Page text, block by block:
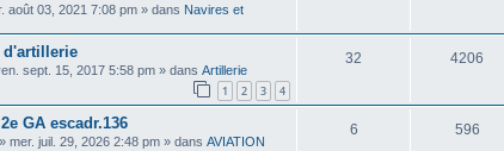
août 03, 2021 7:08 pm » dans Navires et
d'artillerie
sept. 15, 2017 5:58 pm » dans Artillerie
1 2 3 4
32 4206
GA escadr.136
» mer. juil. 29, 2026 2:48 pm » dans AVIATION
6 596